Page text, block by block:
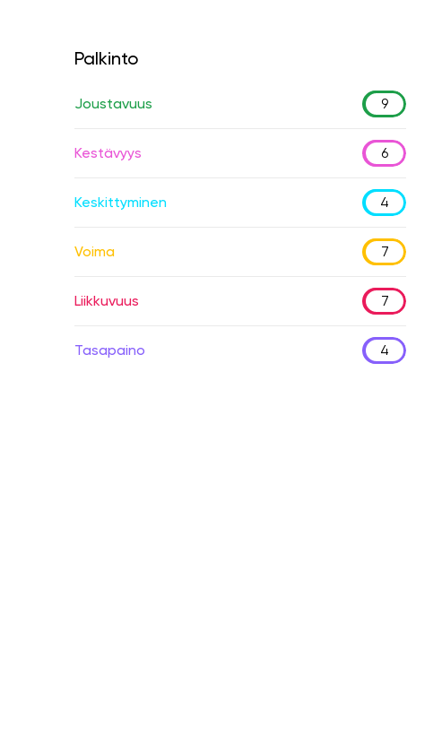
Palkinto
Joustavuus 9
Kestävyys 6
Keskittyminen 4
Voima 7
Liikkuvuus 7
Tasapaino 4